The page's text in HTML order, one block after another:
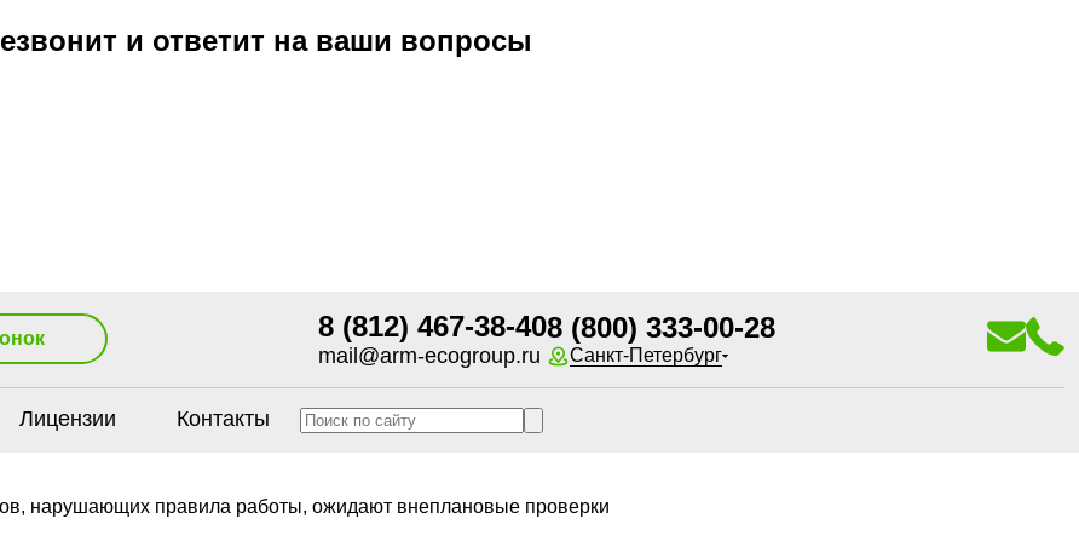
и ответит на ваши вопросы
8 (812) 467-38-40
mail@arm-ecogroup.ru
8 (800) 333-00-28
Санкт-Петербург
Лицензии Контакты
нарушающих правила работы, ожидают внеплановые проверки